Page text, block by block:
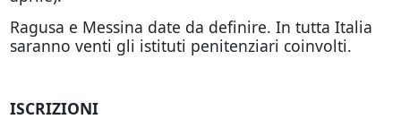
Ragusa e Messina date da definire. In tutta Italia
saranno venti gli istituti penitenziari coinvolti.
ISCRIZIONI